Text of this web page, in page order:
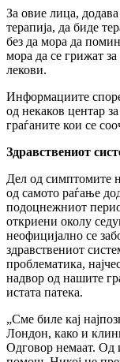
За овие лица,
терапија, да биде
без да мора да
мора да се грижат
лекови.
Информациите
од некаков центар
граѓаните кои се
Здравствениот
Дел од симптомите
од самото раѓање
подоцнежниот
откриени околу
неофицијално се
здравствениот
проблематика,
надвор од нашите
истата патека.
„Сме биле кај
Лондон, како и
Одговор немаат. Од